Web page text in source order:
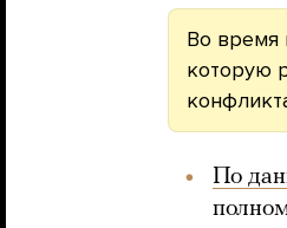
Во время
которую
По